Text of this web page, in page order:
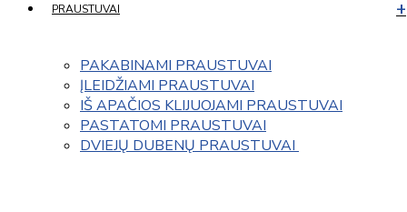
PRAUSTUVAI
PAKABINAMI PRAUSTUVAI
ĮLEIDŽIAMI PRAUSTUVAI
IŠ APAČIOS KLIJUOJAMI PRAUSTUVAI
PASTATOMI PRAUSTUVAI
DVIEJŲ DUBENŲ PRAUSTUVAI